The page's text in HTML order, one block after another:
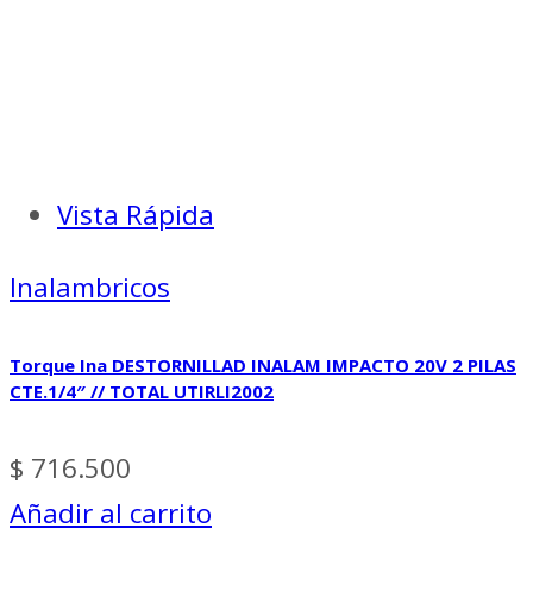
Vista Rápida
Inalambricos
Torque Ina DESTORNILLAD INALAM IMPACTO 20V 2 PILAS
CTE.1/4″ // TOTAL UTIRLI2002
$ 716.500
Añadir al carrito